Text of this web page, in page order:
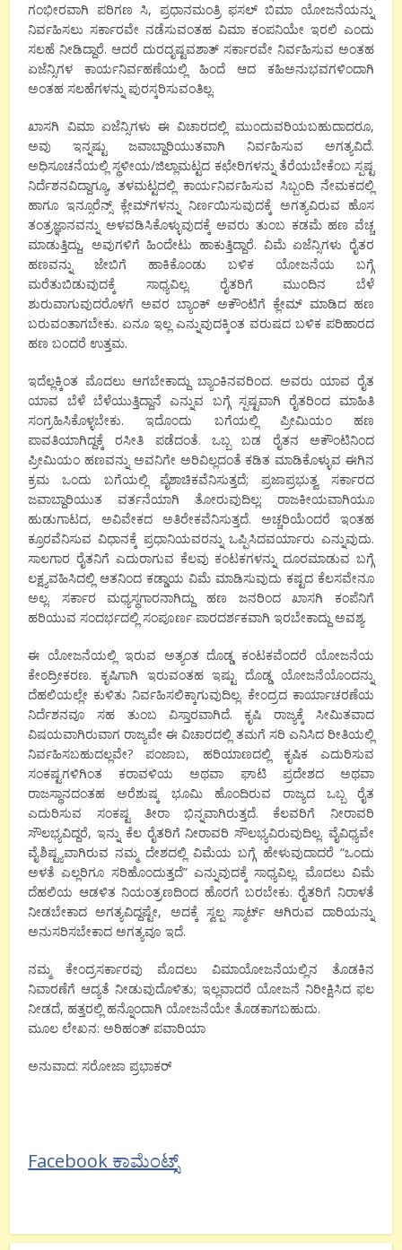
ಗಂಭೀರವಾಗಿ ಪರಿಗಣ ಸಿ, ಪ್ರಧಾನಮಂತ್ರಿ ಫಸಲ್ ಬಿಮಾ ಯೋಜನೆಯನ್ನು
ನಿರ್ವಹಿಸಲು ಸರ್ಕಾರವೇ ನಡೆಸುವಂತಹ ವಿಮಾ ಕಂಪನಿಯೇ ಇರಲಿ ಎಂದು
ಸಲಹೆ ನೀಡಿದ್ದಾರೆ. ಆದರೆ ದುರದೃಷ್ಟವಶಾತ್ ಸರ್ಕಾರವೇ ನಿರ್ವಹಿಸುವ ಅಂತಹ
ಏಜೆನ್ಸಿಗಳ ಕಾರ್ಯನಿರ್ವಹಣೆಯಲ್ಲಿ ಹಿಂದೆ ಆದ ಕಹಿಅನುಭವಗಳಿಂದಾಗಿ
ಅಂತಹ ಸಲಹೆಗಳನ್ನು ಪುರಸ್ಕರಿಸುವಂತಿಲ್ಲ.
ಖಾಸಗಿ ವಿಮಾ ಏಜೆನ್ಸಿಗಳು ಈ ವಿಚಾರದಲ್ಲಿ ಮುಂದುವರಿಯಬಹುದಾದರೂ,
ಅವು ಇನ್ನಷ್ಟು ಜವಾಬ್ದಾರಿಯುತವಾಗಿ ನಿರ್ವಹಿಸುವ ಅಗತ್ಯವಿದೆ.
ಅಧಿಸೂಚನೆಯಲ್ಲಿ ಸ್ಥಳೀಯ/ಜಿಲ್ಲಾಮಟ್ಟದ ಕಛೇರಿಗಳನ್ನು ತೆರೆಯಬೇಕೆಂಬ ಸ್ಪಷ್ಟ
ನಿರ್ದೆಶನವಿದ್ದಾಗ್ಯೂ, ತಳಮಟ್ಟದಲ್ಲಿ ಕಾರ್ಯನಿರ್ವಹಿಸುವ ಸಿಬ್ಬಂದಿ ನೇಮಕದಲ್ಲಿ
ಹಾಗೂ ಇನ್ಸೂರೆನ್ಸ್ ಕ್ಲೇಮ್‍ಗಳನ್ನು ನಿರ್ಣಯಿಸುವುದಕ್ಕೆ ಅಗತ್ಯವಿರುವ ಹೊಸ
ತಂತ್ರಜ್ಞಾನವನ್ನು ಅಳವಡಿಸಿಕೊಳ್ಳುವುದಕ್ಕೆ ಅವರು ತುಂಬ ಕಡಮೆ ಹಣ ವೆಚ್ಚ
ಮಾಡುತ್ತಿದ್ದು, ಅವುಗಳಿಗೆ ಹಿಂದೇಟು ಹಾಕುತ್ತಿದ್ದಾರೆ. ವಿಮೆ ಏಜೆನ್ಸಿಗಳು ರೈತರ
ಹಣವನ್ನು ಜೇಬಿಗೆ ಹಾಕಿಕೊಂಡು ಬಳಿಕ ಯೋಜನೆಯ ಬಗ್ಗೆ
ಮರೆತುಬಿಡುವುದಕ್ಕೆ ಸಾಧ್ಯವಿಲ್ಲ. ರೈತರಿಗೆ ಮುಂದಿನ ಬೆಳೆ
ಶುರುವಾಗುವುದರೊಳಗೆ ಅವರ ಬ್ಯಾಂಕ್ ಅಕೌಂಟಿಗೆ ಕ್ಲೇಮ್ ಮಾಡಿದ ಹಣ
ಬರುವಂತಾಗಬೇಕು. ಏನೂ ಇಲ್ಲ ಎನ್ನುವುದಕ್ಕಿಂತ ವರುಷದ ಬಳಿಕ ಪರಿಹಾರದ
ಹಣ ಬಂದರೆ ಉತ್ತಮ.
ಇದೆಲ್ಲಕ್ಕಿಂತ ಮೊದಲು ಆಗಬೇಕಾದ್ದು ಬ್ಯಾಂಕಿನವರಿಂದ. ಅವರು ಯಾವ ರೈತ
ಯಾವ ಬೆಳೆ ಬೆಳೆಯುತ್ತಿದ್ದಾನೆ ಎನ್ನುವ ಬಗ್ಗೆ ಸ್ಪಷ್ಟವಾಗಿ ರೈತರಿಂದ ಮಾಹಿತಿ
ಸಂಗ್ರಹಿಸಿಕೊಳ್ಳಬೇಕು. ಇದೊಂದು ಬಗೆಯಲ್ಲಿ ಪ್ರೀಮಿಯಂ ಹಣ
ಪಾವತಿಯಾಗಿದ್ದಕ್ಕೆ ರಸೀತಿ ಪಡೆದಂತೆ. ಒಬ್ಬ ಬಡ ರೈತನ ಅಕೌಂಟಿನಿಂದ
ಪ್ರೀಮಿಯಂ ಹಣವನ್ನು ಅವನಿಗೇ ಅರಿವಿಲ್ಲದಂತೆ ಕಡಿತ ಮಾಡಿಕೊಳ್ಳುವ ಈಗಿನ
ಕ್ರಮ ಒಂದು ಬಗೆಯಲ್ಲಿ ಪೈಶಾಚಿಕವೆನಿಸುತ್ತದೆ; ಪ್ರಜಾಪ್ರಭುತ್ವ ಸರ್ಕಾರದ
ಜವಾಬ್ದಾರಿಯುತ ವರ್ತನೆಯಾಗಿ ತೋರುವುದಿಲ್ಲ; ರಾಜಕೀಯವಾಗಿಯೂ
ಹುಡುಗಾಟದ, ಅವಿವೇಕದ ಅತಿರೇಕವೆನಿಸುತ್ತದೆ. ಅಚ್ಚರಿಯೆಂದರೆ ಇಂತಹ
ಕ್ರೂರವೆನಿಸುವ ವಿಧಾನಕ್ಕೆ ಪ್ರಧಾನಿಯವರನ್ನು ಒಪ್ಪಿಸಿದವರ್ಯಾರು ಎನ್ನುವುದು.
ಸಾಲಗಾರ ರೈತನಿಗೆ ಎದುರಾಗುವ ಕೆಲವು ಕಂಟಕಗಳನ್ನು ದೂರಮಾಡುವ ಬಗ್ಗೆ
ಲಕ್ಷ್ಯವಹಿಸಿದಲ್ಲಿ ಆತನಿಂದ ಕಡ್ಡಾಯ ವಿಮೆ ಮಾಡಿಸುವುದು ಕಷ್ಟದ ಕೆಲಸವೇನೂ
ಅಲ್ಲ. ಸರ್ಕಾರ ಮಧ್ಯಸ್ಥಗಾರನಾಗಿದ್ದು ಹಣ ಜನರಿಂದ ಖಾಸಗಿ ಕಂಪೆನಿಗೆ
ಹರಿಯುವ ಸಂದರ್ಭದಲ್ಲಿ ಸಂಪೂರ್ಣ ಪಾರದರ್ಶಕವಾಗಿ ಇರಬೇಕಾದ್ದು ಅವಶ್ಯ.
ಈ ಯೋಜನೆಯಲ್ಲಿ ಇರುವ ಅತ್ಯಂತ ದೊಡ್ಡ ಕಂಟಕವೆಂದರೆ ಯೋಜನೆಯ
ಕೇಂದ್ರೀಕರಣ. ಕೃಷಿಗಾಗಿ ಇರುವಂತಹ ಇಷ್ಟು ದೊಡ್ಡ ಯೋಜನೆಯೊಂದನ್ನು
ದೆಹಲಿಯಲ್ಲೇ ಕುಳಿತು ನಿರ್ವಹಿಸಲಿಕ್ಕಾಗುವುದಿಲ್ಲ. ಕೇಂದ್ರದ ಕಾರ್ಯಾಚರಣೆಯ
ನಿರ್ದೆಶನವೂ ಸಹ ತುಂಬ ವಿಸ್ತಾರವಾಗಿದೆ. ಕೃಷಿ ರಾಜ್ಯಕ್ಕೆ ಸೀಮಿತವಾದ
ವಿಷಯವಾಗಿರುವಾಗ ರಾಜ್ಯವೇ ಈ ವಿಚಾರದಲ್ಲಿ ತಮಗೆ ಸರಿ ಎನಿಸಿದ ರೀತಿಯಲ್ಲಿ
ನಿರ್ವಹಿಸಬಹುದಲ್ಲವೇ? ಪಂಜಾಬ, ಹರಿಯಾಣದಲ್ಲಿ ಕೃಷಿಕ ಎದುರಿಸುವ
ಸಂಕಷ್ಟಗಳಿಗಿಂತ ಕರಾವಳಿಯ ಅಥವಾ ಘಾಟಿ ಪ್ರದೇಶದ ಅಥವಾ
ರಾಜಸ್ಥಾನದಂತಹ ಅರೆಶುಷ್ಕ ಭೂಮಿ ಹೊಂದಿರುವ ರಾಜ್ಯದ ಒಬ್ಬ ರೈತ
ಎದುರಿಸುವ ಸಂಕಷ್ಟ ತೀರಾ ಭಿನ್ನವಾಗಿರುತ್ತದೆ. ಕೆಲವರಿಗೆ ನೀರಾವರಿ
ಸೌಲಭ್ಯವಿದ್ದರೆ, ಇನ್ನು ಕೆಲ ರೈತರಿಗೆ ನೀರಾವರಿ ಸೌಲಭ್ಯವಿರುವುದಿಲ್ಲ. ವೈವಿಧ್ಯವೇ
ವೈಶಿಷ್ಟ್ಯವಾಗಿರುವ ನಮ್ಮ ದೇಶದಲ್ಲಿ ವಿಮೆಯ ಬಗ್ಗೆ ಹೇಳುವುದಾದರೆ “ಒಂದು
ಅಳತೆ ಎಲ್ಲರಿಗೂ ಸರಿಹೊಂದುತ್ತದೆ” ಎನ್ನುವುದಕ್ಕೆ ಸಾಧ್ಯವಿಲ್ಲ. ಮೊದಲು ವಿಮೆ
ದೆಹಲಿಯ ಆಡಳಿತ ನಿಯಂತ್ರಣದಿಂದ ಹೊರಗೆ ಬರಬೇಕು. ರೈತರಿಗೆ ನಿರಾಳತೆ
ನೀಡಬೇಕಾದ ಅಗತ್ಯವಿದ್ದಷ್ಟೇ, ಅದಕ್ಕೆ ಸ್ವಲ್ಪ ಸ್ಮಾರ್ಟ್ ಆಗಿರುವ ದಾರಿಯನ್ನು
ಅನುಸರಿಸಬೇಕಾದ ಅಗತ್ಯವೂ ಇದೆ.
ನಮ್ಮ ಕೇಂದ್ರಸರ್ಕಾರವು ಮೊದಲು ವಿಮಾಯೋಜನೆಯಲ್ಲಿನ ತೊಡಕಿನ
ನಿವಾರಣೆಗೆ ಆದ್ಯತೆ ನೀಡುವುದೊಳಿತು; ಇಲ್ಲವಾದರೆ ಯೋಜನೆ ನಿರೀಕ್ಷಿಸಿದ ಫಲ
ನೀಡದೆ, ಹತ್ತರಲ್ಲಿ ಹನ್ನೊಂದಾಗಿ ಯೋಜನೆಯೇ ತೊಡಕಾಗಬಹುದು.
ಮೂಲ ಲೇಖನ: ಅರಿಹಂತ್ ಪವಾರಿಯಾ
ಅನುವಾದ: ಸರೋಜಾ ಪ್ರಭಾಕರ್
Facebook ಕಾಮೆಂಟ್ಸ್